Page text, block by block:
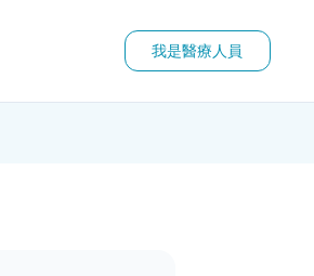
我是醫療人員